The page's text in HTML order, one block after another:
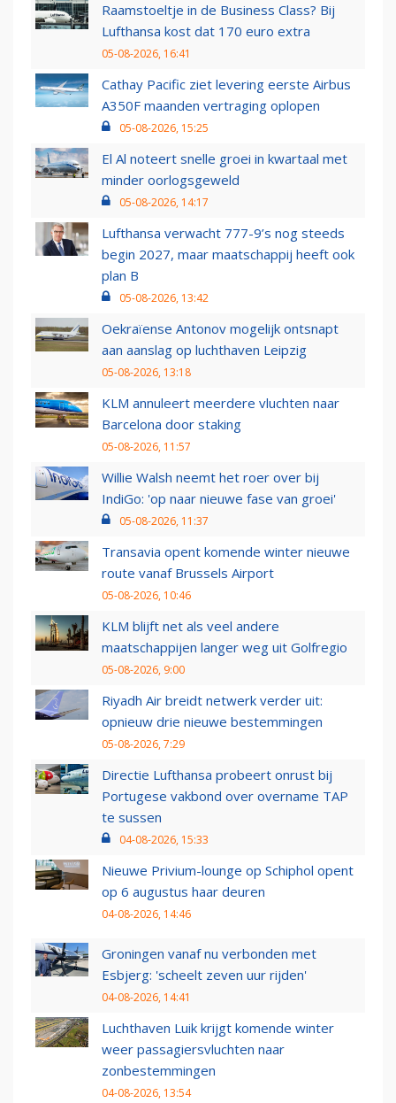
Raamstoeltje in de Business Class? Bij
Lufthansa kost dat 170 euro extra
05-08-2026, 16:41
Cathay Pacific ziet levering eerste Airbus
A350F maanden vertraging oplopen
05-08-2026, 15:25
El Al noteert snelle groei in kwartaal met
minder oorlogsgeweld
05-08-2026, 14:17
Lufthansa verwacht 777-9’s nog steeds
begin 2027, maar maatschappij heeft ook
plan B
05-08-2026, 13:42
Oekraïense Antonov mogelijk ontsnapt
aan aanslag op luchthaven Leipzig
05-08-2026, 13:18
KLM annuleert meerdere vluchten naar
Barcelona door staking
05-08-2026, 11:57
Willie Walsh neemt het roer over bij
IndiGo: 'op naar nieuwe fase van groei'
05-08-2026, 11:37
Transavia opent komende winter nieuwe
route vanaf Brussels Airport
05-08-2026, 10:46
KLM blijft net als veel andere
maatschappijen langer weg uit Golfregio
05-08-2026, 9:00
Riyadh Air breidt netwerk verder uit:
opnieuw drie nieuwe bestemmingen
05-08-2026, 7:29
Directie Lufthansa probeert onrust bij
Portugese vakbond over overname TAP
te sussen
04-08-2026, 15:33
Nieuwe Privium-lounge op Schiphol opent
op 6 augustus haar deuren
04-08-2026, 14:46
Groningen vanaf nu verbonden met
Esbjerg: 'scheelt zeven uur rijden'
04-08-2026, 14:41
Luchthaven Luik krijgt komende winter
weer passagiersvluchten naar
zonbestemmingen
04-08-2026, 13:54